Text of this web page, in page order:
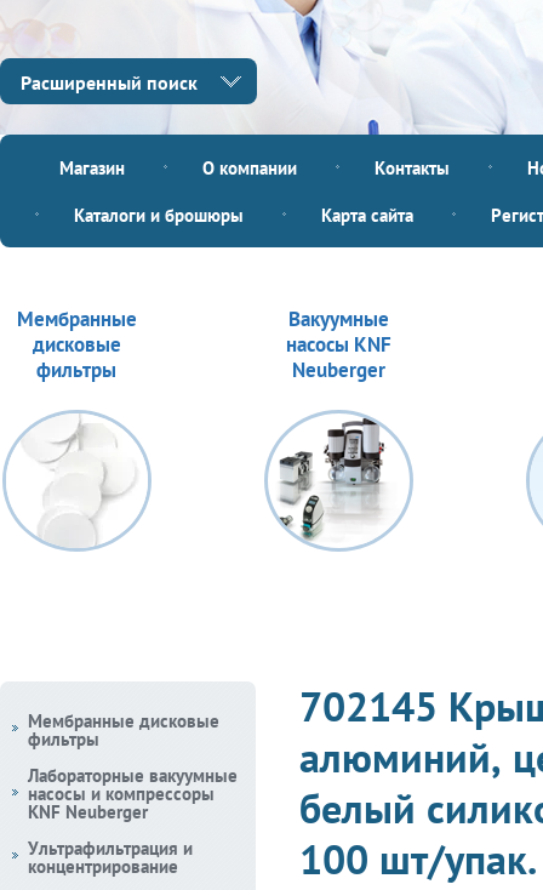
Расширенный поиск
Магазин О компании Контакты
Каталоги и брошюры Карта сайта
Мембранные
дисковые
фильтры
Вакуумные
насосы KNF
Neuberger
702145
алюминий,
белый
100 шт/упак.
Мембранные дисковые
фильтры
Лабораторные вакуумные
насосы и компрессоры
KNF Neuberger
Ультрафильтрация и
концентрирование